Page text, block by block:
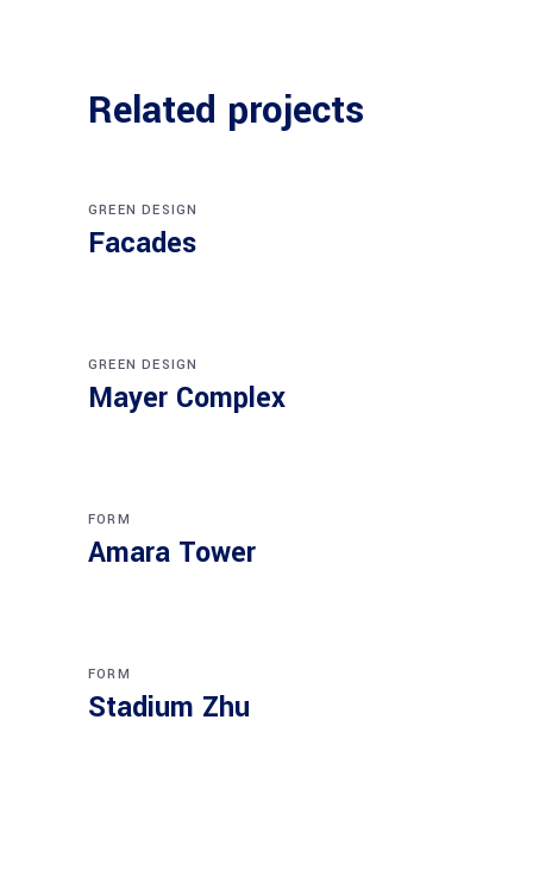
Related projects
GREEN DESIGN
Facades
GREEN DESIGN
Mayer Complex
FORM
Amara Tower
FORM
Stadium Zhu